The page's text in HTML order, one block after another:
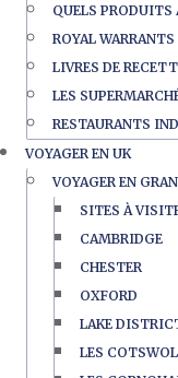
QUELS PRODUITS
ROYAL
LIVRES DE
LES
RESTAURANTS
VOYAGER EN UK
VOYAGER EN
SITES À
CAMBRIDGE
CHESTER
OXFORD
LAKE
LES